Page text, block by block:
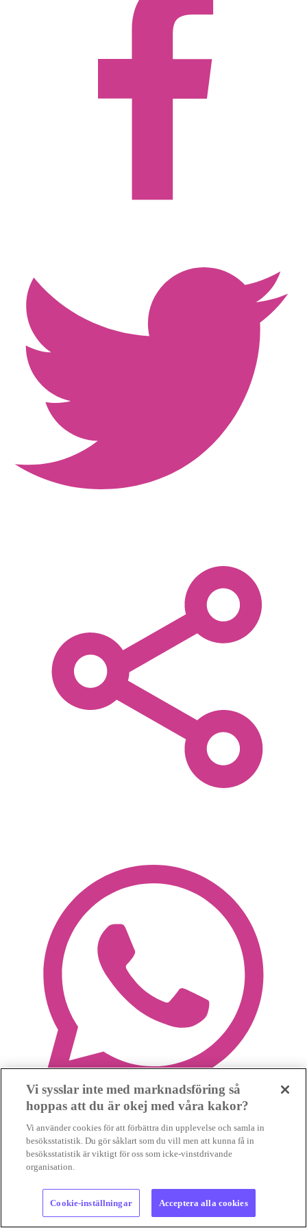
Vi sysslar inte med marknadsföring så
hoppas att du är okej med våra kakor?
Vi använder cookies för att förbättra din upplevelse och samla in
besöksstatistik. Du gör såklart som du vill men att kunna få in
besöksstatistik är viktigt för oss som icke-vinstdrivande
organisation.
Cookie-inställningar Acceptera alla cookies